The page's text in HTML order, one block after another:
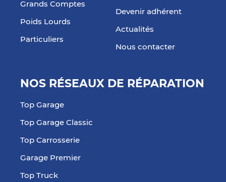
Grands Comptes
Poids Lourds
Particuliers
Devenir adhérent
Actualités
Nous contacter
NOS RÉSEAUX DE RÉPARATION
Top Garage
Top Garage Classic
Top Carrosserie
Garage Premier
Top Truck